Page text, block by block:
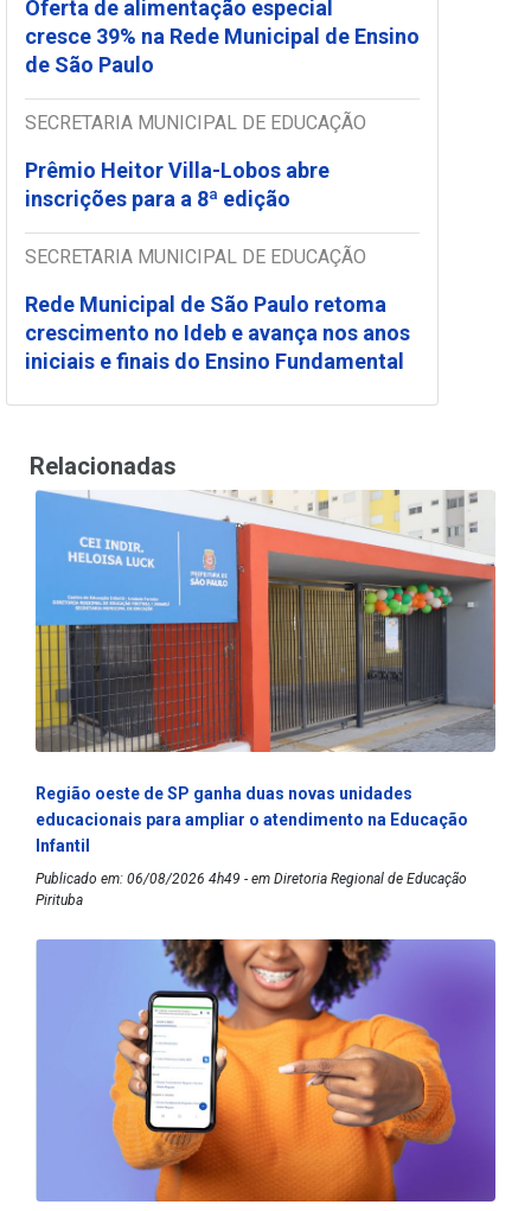
Oferta de alimentação especial
cresce 39% na Rede Municipal de Ensino
de São Paulo
SECRETARIA MUNICIPAL DE EDUCAÇÃO
Prêmio Heitor Villa-Lobos abre
inscrições para a 8ª edição
SECRETARIA MUNICIPAL DE EDUCAÇÃO
Rede Municipal de São Paulo retoma
crescimento no Ideb e avança nos anos
iniciais e finais do Ensino Fundamental
Relacionadas
Região oeste de SP ganha duas novas unidades
educacionais para ampliar o atendimento na Educação
Infantil
Publicado em: 06/08/2026 4h49 - em Diretoria Regional de Educação
Pirituba